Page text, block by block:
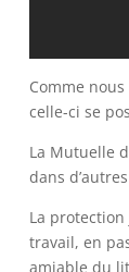
Comme
celle-ci se
La Mutuelle
dans
La
travail, en
amiable du